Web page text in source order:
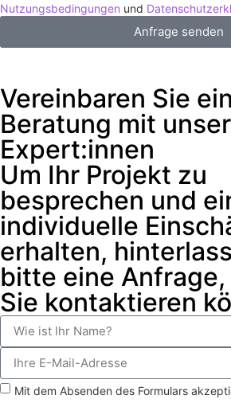
Nutzungsbedingungen und
Anfrage senden
Vereinbaren Sie
Beratung mit
Expert:innen
Um Ihr Projekt zu
besprechen und
individuelle
erhalten,
bitte eine
Sie kontaktieren
Mit dem Absenden des Formulars